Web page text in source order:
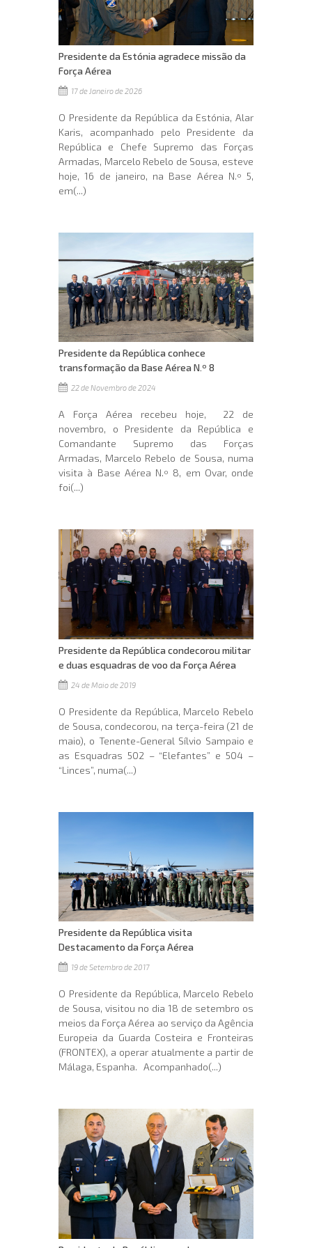
Presidente da Estónia agradece missão da
Força Aérea
17 de Janeiro de 2026
O Presidente da República da Estónia, Alar
Karis, acompanhado pelo Presidente da
República e Chefe Supremo das Forças
Armadas, Marcelo Rebelo de Sousa, esteve
hoje, 16 de janeiro, na Base Aérea N.º 5,
em(...)
Presidente da República conhece
transformação da Base Aérea N.º 8
22 de Novembro de 2024
A Força Aérea recebeu hoje, 22 de
novembro, o Presidente da República e
Comandante Supremo das Forças
Armadas, Marcelo Rebelo de Sousa, numa
visita à Base Aérea N.º 8, em Ovar, onde
foi(...)
Presidente da República condecorou militar
e duas esquadras de voo da Força Aérea
24 de Maio de 2019
O Presidente da República, Marcelo Rebelo
de Sousa, condecorou, na terça-feira (21 de
maio), o Tenente-General Sílvio Sampaio e
as Esquadras 502 – “Elefantes” e 504 –
“Linces”, numa(...)
Presidente da República visita
Destacamento da Força Aérea
19 de Setembro de 2017
O Presidente da República, Marcelo Rebelo
de Sousa, visitou no dia 18 de setembro os
meios da Força Aérea ao serviço da Agência
Europeia da Guarda Costeira e Fronteiras
(FRONTEX), a operar atualmente a partir de
Málaga, Espanha. Acompanhado(...)